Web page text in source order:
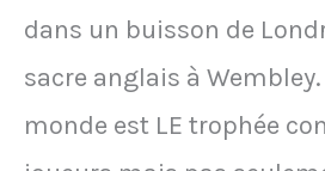
dans un buisson de
sacre anglais à
monde est LE trophée